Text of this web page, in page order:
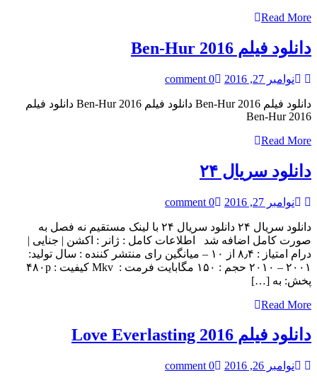
Read More
دانلود فیلم Ben-Hur 2016
نوامبر 27, 2016 0 comment
دانلود فیلم Ben-Hur 2016 دانلود فیلم Ben-Hur 2016 دانلود فیلم
Ben-Hur 2016
Read More
دانلود سریال ۲۴
نوامبر 27, 2016 0 comment
دانلود سریال ۲۴ دانلود سریال ۲۴ با لینک مستقیم نه فصل به
صورت کامل اضافه شد اطلاعات کامل : ژانر : اکشن | جنایی |
درام امتیاز : ۸٫۴ از ۱۰ – میانگین رای منتشر کننده : سال تولید:
۲۰۰۱ – ۲۰۱۰ حجم : ۱۵۰ مگابایت فرمت : Mkv کیفیت : ۴۸۰p
پخش: به […]
Read More
دانلود فیلم Love Everlasting 2016
نوامبر 26, 2016 0 comment